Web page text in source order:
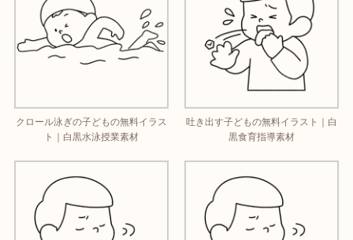
クロール泳ぎの子どもの無料イラス
ト｜白黒水泳授業素材
吐き出す子どもの無料イラスト｜白
黒食育指導素材